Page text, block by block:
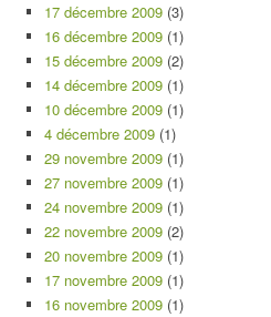
17 décembre 2009 (3)
16 décembre 2009 (1)
15 décembre 2009 (2)
14 décembre 2009 (1)
10 décembre 2009 (1)
4 décembre 2009 (1)
29 novembre 2009 (1)
27 novembre 2009 (1)
24 novembre 2009 (1)
22 novembre 2009 (2)
20 novembre 2009 (1)
17 novembre 2009 (1)
16 novembre 2009 (1)